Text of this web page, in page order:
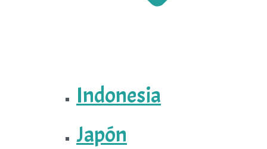
Indonesia
Japón